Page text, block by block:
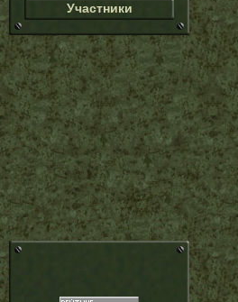
Участники